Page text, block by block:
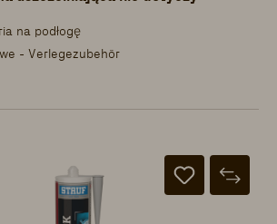
na podłogę
- Verlegezubehör